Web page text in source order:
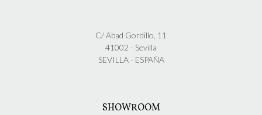
C/ Abad Gordillo, 11
41002 - Sevilla
SEVILLA - ESPAÑA
SHOWROOM